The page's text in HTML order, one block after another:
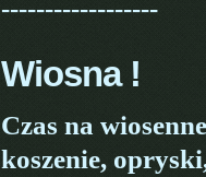
------------------
Wiosna !
Czas na
koszenie,